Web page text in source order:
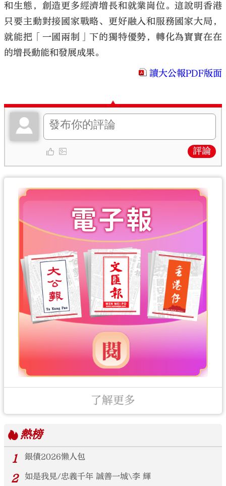
和生態，創造更多經濟增長和就業崗位。這說明香港
只要主動對接國家戰略、更好融入和服務國家大局，
就能把「一國兩制」下的獨特優勢，轉化為實實在在
的增長動能和發展成果。
讀大公報PDF版面
評論
了解更多
熱榜
1
銀債2026懶人包
2 如是我見/忠義千年 誠善一城\李 輝